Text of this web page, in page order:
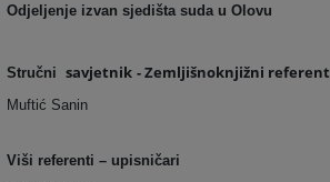
Odjeljenje izvan sjedišta suda u Olovu
Stručni savjetnik - Zemljišnoknjižni referent
Muftić Sanin
Viši referenti – upisničari